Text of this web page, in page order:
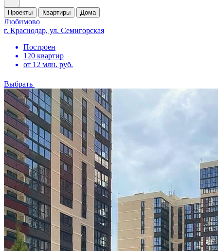
Проекты Квартиры Дома
Любимово
г. Краснодар, ул. Семигорская
Построен
120 квартир
от 12 млн. руб.
Выбрать